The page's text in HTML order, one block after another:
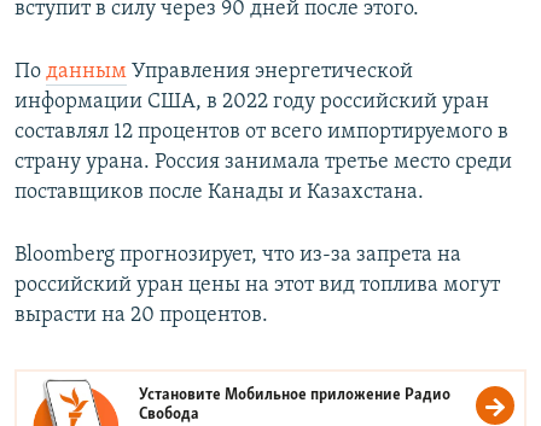
вступит в силу через 90 дней после этого.
По данным Управления энергетической
информации США, в 2022 году российский уран
составлял 12 процентов от всего импортируемого в
страну урана. Россия занимала третье место среди
поставщиков после Канады и Казахстана.
Bloomberg прогнозирует, что из-за запрета на
российский уран цены на этот вид топлива могут
вырасти на 20 процентов.
Установите Мобильное приложение Радио
Свобода